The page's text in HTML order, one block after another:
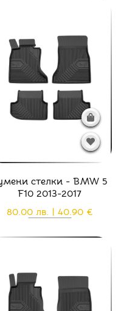
стелки - BMW 5
F10 2013-2017
80.00 лв. | 40.90 €